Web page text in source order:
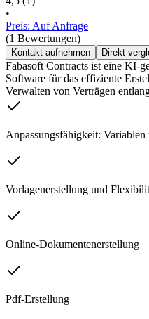
•
Preis: Auf Anfrage
(1 Bewertungen)
Kontakt aufnehmen Direkt
Fabasoft Contracts ist eine KI-
Software für das effiziente
Verwalten von Verträgen
Anpassungsfähigkeit: Variablen
Vorlagenerstellung und
Online-Dokumentenerstellung
Pdf-Erstellung